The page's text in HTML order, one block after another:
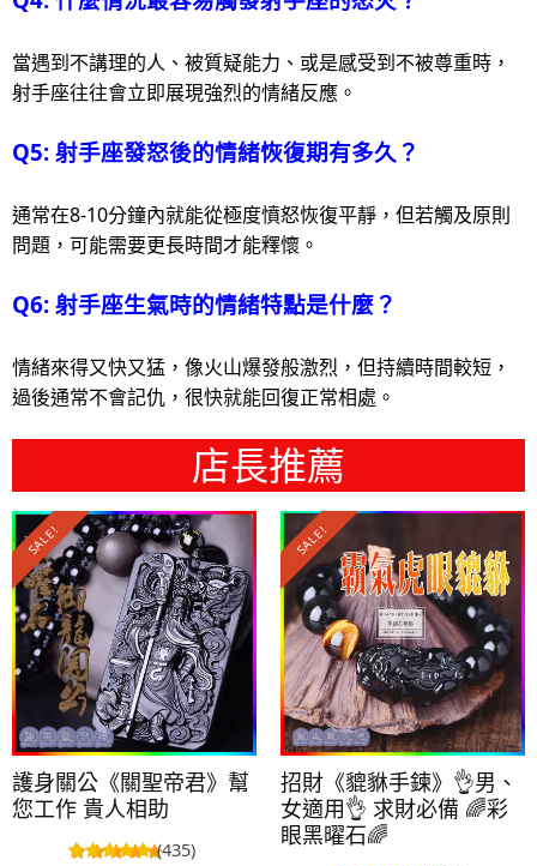
當遇到不講理的人、被質疑能力、或是感受到不被尊重時，
射手座往往會立即展現強烈的情緒反應。
Q5: 射手座發怒後的情緒恢復期有多久？
通常在8-10分鐘內就能從極度憤怒恢復平靜，但若觸及原則
問題，可能需要更長時間才能釋懷。
Q6: 射手座生氣時的情緒特點是什麼？
情緒來得又快又猛，像火山爆發般激烈，但持續時間較短，
過後通常不會記仇，很快就能回復正常相處。
店長推薦
SALE!
護身關公《關聖帝君》幫
您工作 貴人相助
(435)
SALE!
招財《貔貅手鍊》👌男、
女適用👌 求財必備 🌈彩
眼黑曜石🌈